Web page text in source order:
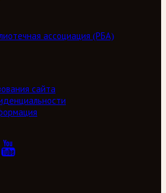
ассоциация (РБА)
сайта